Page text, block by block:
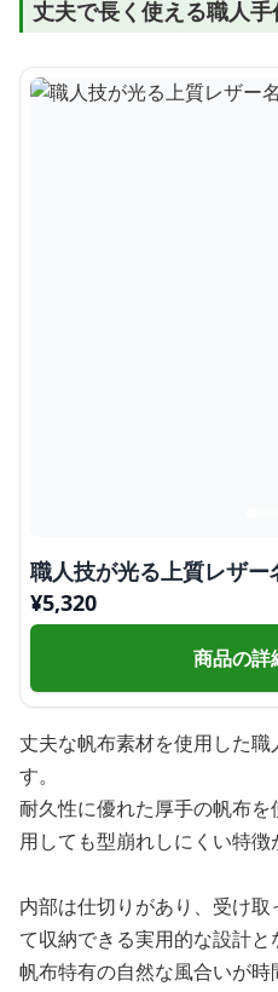
丈夫で長く使える職人
職人技が光る上質レザー
¥5,320
商品の詳
丈夫な帆布素材を使用した
す。
耐久性に優れた厚手の帆布
用しても型崩れしにくい特徴
内部は仕切りがあり、受け
て収納できる実用的な設計と
帆布特有の自然な風合いが